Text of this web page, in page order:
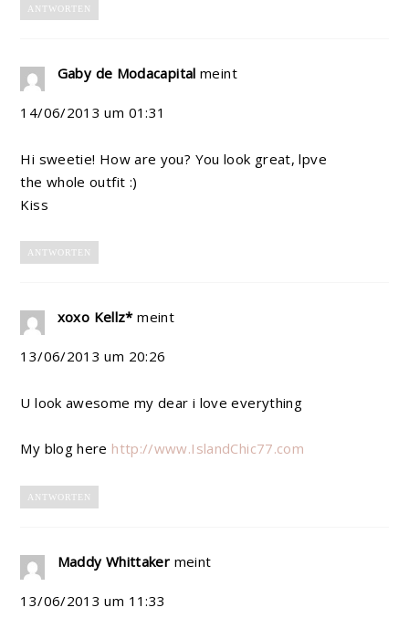
ANTWORTEN
Gaby de Modacapital meint
14/06/2013 um 01:31
Hi sweetie! How are you? You look great, lpve
the whole outfit :)
Kiss
ANTWORTEN
xoxo Kellz* meint
13/06/2013 um 20:26
U look awesome my dear i love everything
My blog here http://www.IslandChic77.com
ANTWORTEN
Maddy Whittaker meint
13/06/2013 um 11:33